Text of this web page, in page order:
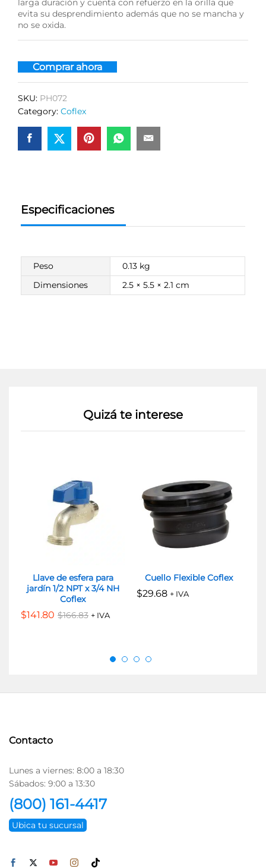
larga duración y cuenta con refuerzo en la orilla que
evita su desprendimiento además que no se mancha y
no se oxida.
Comprar ahora
SKU: PH072
Category: Coflex
Especificaciones
Peso
0.13 kg
Dimensiones
2.5 × 5.5 × 2.1 cm
Quizá te interese
Llave de esfera para
jardín 1/2 NPT x 3/4 NH
Coflex
$141.80 $166.83 + IVA
Cuello Flexible Coflex
$29.68 + IVA
Contacto
Lunes a viernes: 8:00 a 18:30
Sábados: 9:00 a 13:30
(800) 161-4417
Ubica tu sucursal